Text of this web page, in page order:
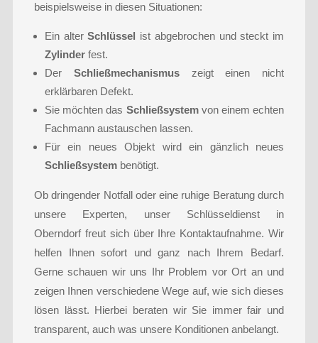
beispielsweise in diesen Situationen:
Ein alterSchlüssel ist abgebrochen und steckt im
Zylinderfest.
Der Schließmechanismuszeigt einen nicht
erklärbaren Defekt.
Sie möchten das Schließsystemvon einem echten
Fachmann austauschen lassen.
Für ein neues Objekt wird ein gänzlich neues
Schließsystembenötigt.
Ob dringender Notfall oder eine ruhige Beratung durch
unsere Experten, unser Schlüsseldienst in
Oberndorf freut sich über Ihre Kontaktaufnahme. Wir
helfen Ihnen sofort und ganz nach Ihrem Bedarf.
Gerne schauen wir uns Ihr Problem vor Ort an und
zeigen Ihnen verschiedene Wege auf, wie sich dieses
lösen lässt. Hierbei beraten wir Sie immer fair und
transparent, auch was unsere Konditionen anbelangt.